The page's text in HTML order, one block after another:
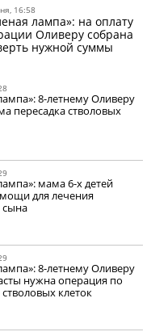
16:58
лампа»: на оплату
Оливеру собрана
нужной суммы
8-летнему Оливеру
пересадка стволовых
мама 6-х детей
для лечения
8-летнему Оливеру
нужна операция по
клеток